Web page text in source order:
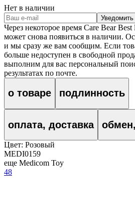
Нет в наличии
Уведомить
Через некоторое время Care Bear
может снова появиться в наличии.
и мы сразу же вам сообщим. Если
больше недоступен в свободной
выполним для вас персональный
результатах по почте.
о товаре подлинность
оплата, доставка
Цвет: Розовый
MEDI0159
еще Medicom Toy
48